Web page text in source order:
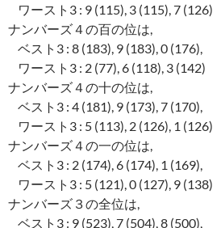
ワースト3 : 9 (115), 3 (115), 7 (126)
ナンバーズ４の百の位は,
ベスト3 : 8 (183), 9 (183), 0 (176),
ワースト3 : 2 (77), 6 (118), 3 (142)
ナンバーズ４の十の位は,
ベスト3 : 4 (181), 9 (173), 7 (170),
ワースト3 : 5 (113), 2 (126), 1 (126)
ナンバーズ４の一の位は,
ベスト3 : 2 (174), 6 (174), 1 (169),
ワースト3 : 5 (121), 0 (127), 9 (138)
ナンバーズ３の全位は,
ベスト3 : 9 (523), 7 (504), 8 (500),